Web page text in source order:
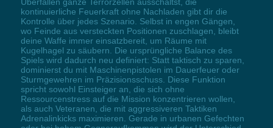
kontinuierliche Feuerkraft ohne Nachladen gibt dir die
Kontrolle über jedes Szenario. Selbst in engen Gängen,
wo Feinde aus versteckten Positionen zuschlagen, bleibt
deine Waffe immer einsatzbereit, um Räume mit
Kugelhagel zu säubern. Die ursprüngliche Balance des
Spiels wird dadurch neu definiert: Statt taktisch zu sparen,
dominierst du mit Maschinenpistolen im Dauerfeuer oder
Sturmgewehren im Präzisionsschuss. Diese Funktion
spricht sowohl Einsteiger an, die sich ohne
Ressourcenstress auf die Mission konzentrieren wollen,
als auch Veteranen, die mit aggressiveren Taktiken
Adrenalinkicks maximieren. Gerade in urbanen Gefechten